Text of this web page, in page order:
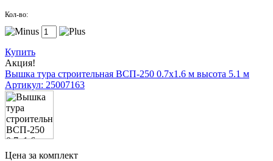
Кол-во:
Купить
Акция!
Вышка тура строительная ВСП-250 0.7х1.6 м высота 5.1 м
Артикул: 25007163
Цена за комплект